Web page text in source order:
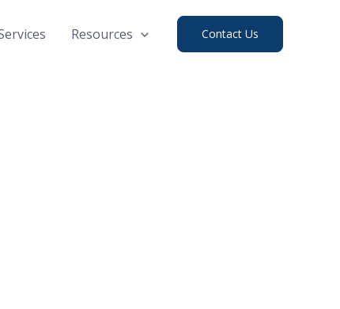
Resources Contact Us